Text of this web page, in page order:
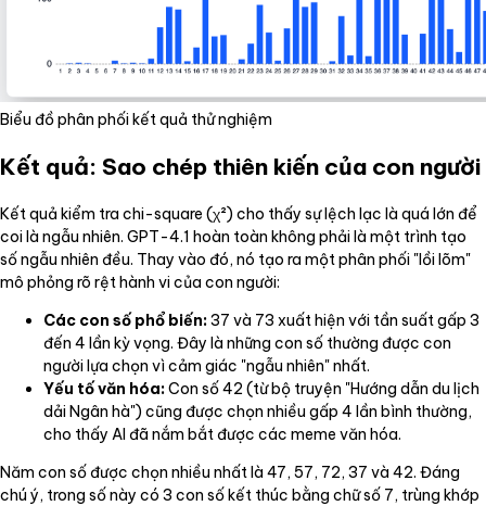
Biểu đồ phân phối kết quả thử nghiệm
Kết quả: Sao chép thiên kiến của con người
Kết quả kiểm tra chi-square (χ²) cho thấy sự lệch lạc là quá lớn để
coi là ngẫu nhiên. GPT-4.1 hoàn toàn không phải là một trình tạo
số ngẫu nhiên đều. Thay vào đó, nó tạo ra một phân phối "lồi lõm"
mô phỏng rõ rệt hành vi của con người:
Các con số phổ biến:37 và 73 xuất hiện với tần suất gấp 3
đến 4 lần kỳ vọng. Đây là những con số thường được con
người lựa chọn vì cảm giác "ngẫu nhiên" nhất.
Yếu tố văn hóa:Con số 42 (từ bộ truyện "Hướng dẫn du lịch
dải Ngân hà") cũng được chọn nhiều gấp 4 lần bình thường,
cho thấy AI đã nắm bắt được các meme văn hóa.
Năm con số được chọn nhiều nhất là 47, 57, 72, 37 và 42. Đáng
chú ý, trong số này có 3 con số kết thúc bằng chữ số 7, trùng khớp